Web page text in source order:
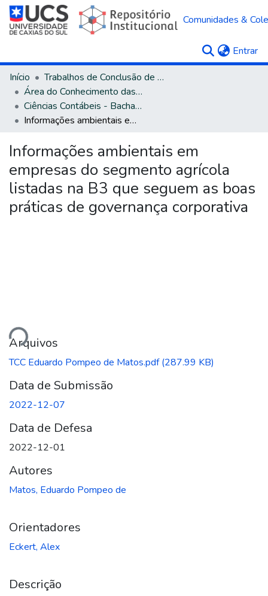
Comunidades &
Entrar
Início
Trabalhos de Conclusão de Curso
Área do Conhecimento das Ciências Sociais Aplicadas
Ciências Contábeis - Bacharelado
Informações ambientais em empresas do segmento agrícola listadas na B3 que seguem as boas práticas de governança corporativa
Informações ambientais em
empresas do segmento agrícola
listadas na B3 que seguem as boas
práticas de governança corporativa
Arquivos
TCC Eduardo Pompeo de Matos.pdf(287.99 KB)
Data de Submissão
2022-12-07
Data de Defesa
2022-12-01
Autores
Matos, Eduardo Pompeo de
Orientadores
Eckert, Alex
Descrição